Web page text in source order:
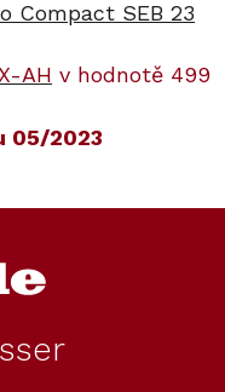
Compact SEB 23
AH v hodnotě 499
05/2023
aku
Miele HX